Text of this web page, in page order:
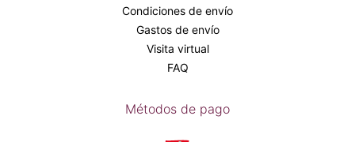
Condiciones de envío
Gastos de envío
Visita virtual
FAQ
Métodos de pago